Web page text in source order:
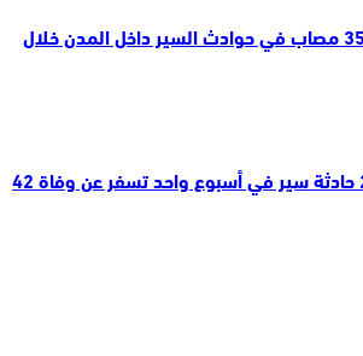
33 قتيلاً وأكثر من 3500 مصاب في حوادث السير داخل المدن خلال
حصيلة مأساوية: 2266 حادثة سير في أسبوع واحد تسفر عن وفاة 42